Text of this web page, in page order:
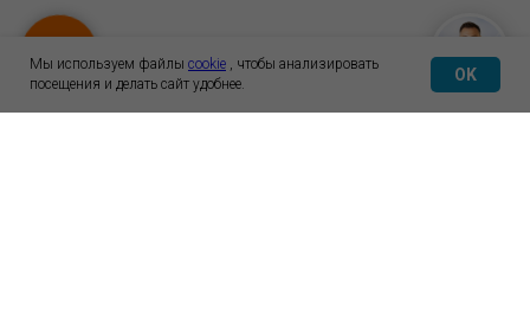
Мы используем файлы cookie , чтобы анализировать
посещения и делать сайт удобнее.
OK